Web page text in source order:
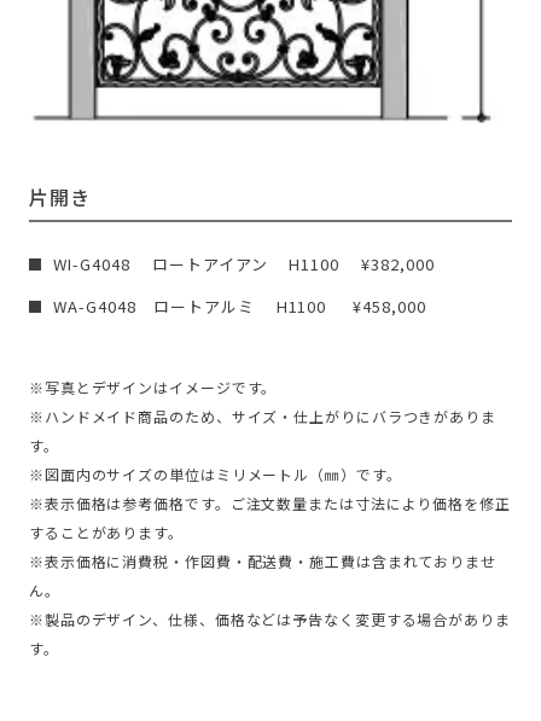
片開き
WI-G4048 ロートアイアン H1100 ¥382,000
WA-G4048 ロートアルミ H1100 ¥458,000
※写真とデザインはイメージです。
※ハンドメイド商品のため、サイズ・仕上がりにバラつきがありま
す。
※図面内のサイズの単位はミリメートル（㎜）です。
※表示価格は参考価格です。ご注文数量または寸法により価格を修正
することがあります。
※表示価格に消費税・作図費・配送費・施工費は含まれておりませ
ん。
※製品のデザイン、仕様、価格などは予告なく変更する場合がありま
す。